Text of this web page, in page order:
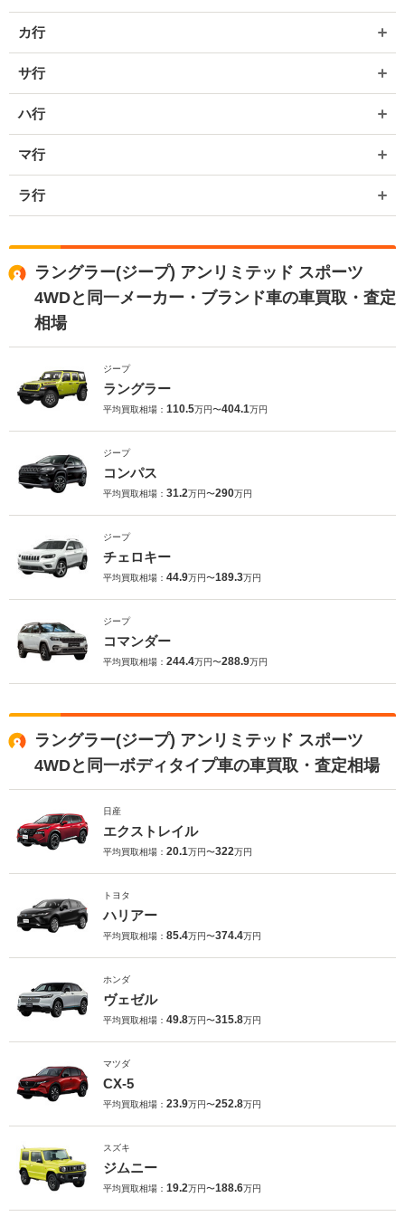
カ行
サ行
ハ行
マ行
ラ行
ラングラー(ジープ) アンリミテッド スポーツ
4WDと同一メーカー・ブランド車の車買取・査定
相場
ジープ
ラングラー
平均買取相場： 110.5万円〜404.1万円
ジープ
コンパス
平均買取相場： 31.2万円〜290万円
ジープ
チェロキー
平均買取相場： 44.9万円〜189.3万円
ジープ
コマンダー
平均買取相場： 244.4万円〜288.9万円
ラングラー(ジープ) アンリミテッド スポーツ
4WDと同一ボディタイプ車の車買取・査定相場
日産
エクストレイル
平均買取相場： 20.1万円〜322万円
トヨタ
ハリアー
平均買取相場： 85.4万円〜374.4万円
ホンダ
ヴェゼル
平均買取相場： 49.8万円〜315.8万円
マツダ
CX-5
平均買取相場： 23.9万円〜252.8万円
スズキ
ジムニー
平均買取相場： 19.2万円〜188.6万円